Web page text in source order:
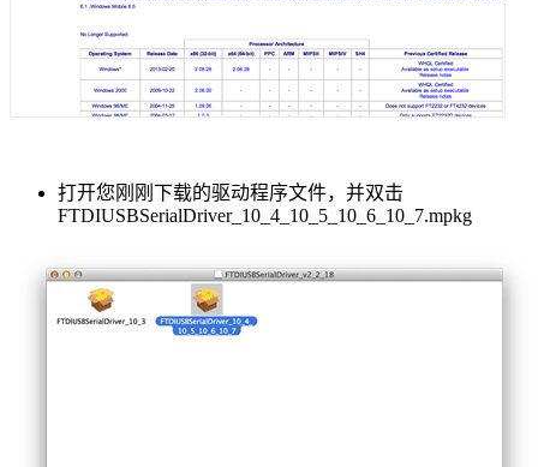
打开您刚刚下载的驱动程序文件，并双击
FTDIUSBSerialDriver_10_4_10_5_10_6_10_7.mpkg